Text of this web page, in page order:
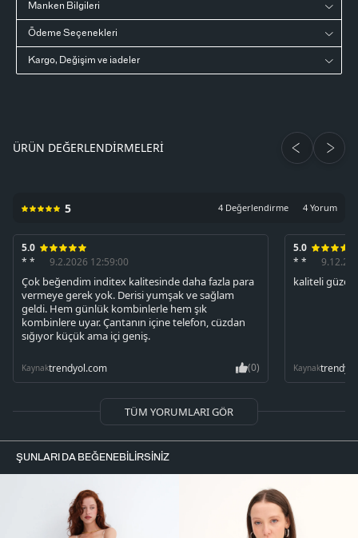
Manken Bilgileri
Ödeme Seçenekleri
Kargo, Değişim ve iadeler
ÜRÜN DEĞERLENDIRMELERI
5 4 Değerlendirme 4 Yorum
5.0
* *
9.2.2026 12:59:00
Çok beğendim inditex kalitesinde daha fazla para
vermeye gerek yok. Derisi yumşak ve sağlam
geldi. Hem günlük kombinlerle hem şık
kombinlere uyar. Çantanın içine telefon, cüzdan
sığıyor küçük ama içi geniş.
Kaynaktrendyol.com (0)
5.0
* *
kaliteli güzel
Kaynak
TÜM YORUMLARI GÖR
ŞUNLARI DA BEĞENEBILIRSINIZ